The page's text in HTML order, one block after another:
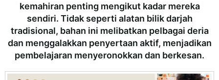
kemahiran penting mengikut kadar mereka
sendiri. Tidak seperti alatan bilik darjah
tradisional, bahan ini melibatkan pelbagai deria
dan menggalakkan penyertaan aktif, menjadikan
pembelajaran menyeronokkan dan berkesan.